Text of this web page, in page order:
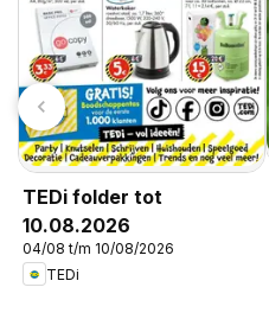
TEDi folder tot
10.08.2026
04/08 t/m 10/08/2026
TEDi